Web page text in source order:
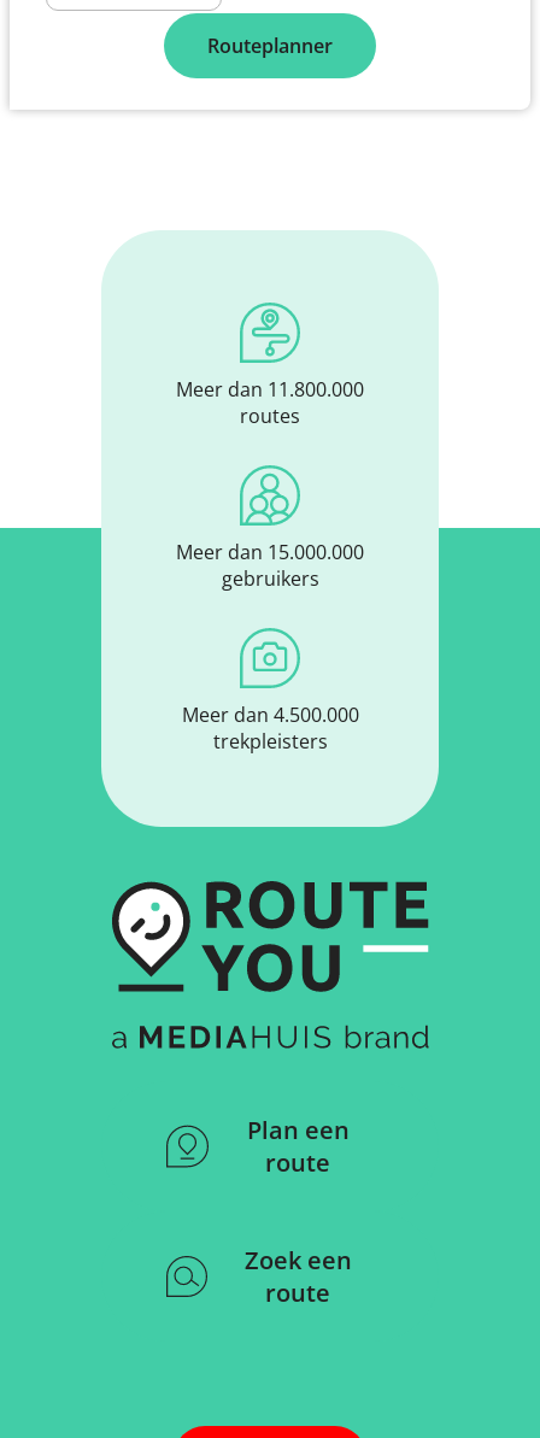
Routeplanner
Meer dan 11.800.000
routes
Meer dan 15.000.000
gebruikers
Meer dan 4.500.000
trekpleisters
Plan een
route
Zoek een
route